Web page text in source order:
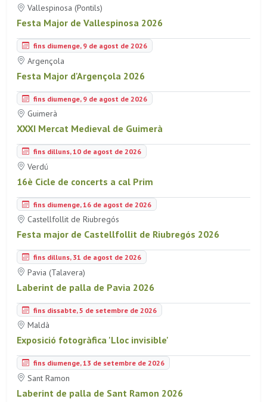
Vallespinosa (Pontils)
Festa Major de Vallespinosa 2026
fins diumenge, 9 de agost de 2026
Argençola
Festa Major d'Argençola 2026
fins diumenge, 9 de agost de 2026
Guimerà
XXXI Mercat Medieval de Guimerà
fins dilluns, 10 de agost de 2026
Verdú
16è Cicle de concerts a cal Prim
fins diumenge, 16 de agost de 2026
Castellfollit de Riubregós
Festa major de Castellfollit de Riubregós 2026
fins dilluns, 31 de agost de 2026
Pavia (Talavera)
Laberint de palla de Pavia 2026
fins dissabte, 5 de setembre de 2026
Maldà
Exposició fotogràfica 'Lloc invisible'
fins diumenge, 13 de setembre de 2026
Sant Ramon
Laberint de palla de Sant Ramon 2026